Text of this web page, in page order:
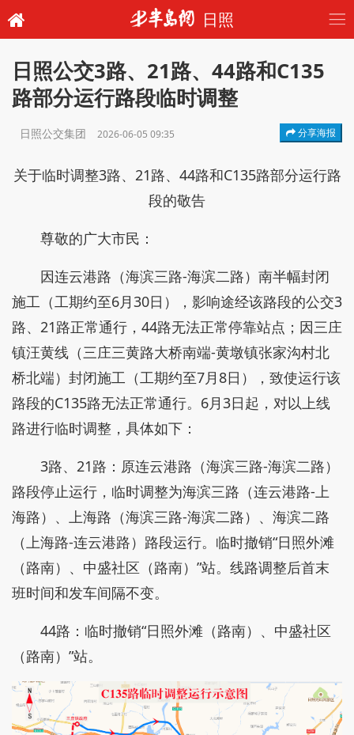
日照
日照公交3路、21路、44路和C135
路部分运行路段临时调整
日照公交集团 2026-06-05 09:35 分享海报
关于临时调整3路、21路、44路和C135路部分运行路
段的敬告
尊敬的广大市民：
因连云港路（海滨三路-海滨二路）南半幅封闭
施工（工期约至6月30日），影响途经该路段的公交3
路、21路正常通行，44路无法正常停靠站点；因三庄
镇汪黄线（三庄三黄路大桥南端-黄墩镇张家沟村北
桥北端）封闭施工（工期约至7月8日），致使运行该
路段的C135路无法正常通行。6月3日起，对以上线
路进行临时调整，具体如下：
3路、21路：原连云港路（海滨三路-海滨二路）
路段停止运行，临时调整为海滨三路（连云港路-上
海路）、上海路（海滨三路-海滨二路）、海滨二路
（上海路-连云港路）路段运行。临时撤销“日照外滩
（路南）、中盛社区（路南）”站。线路调整后首末
班时间和发车间隔不变。
44路：临时撤销“日照外滩（路南）、中盛社区
（路南）”站。